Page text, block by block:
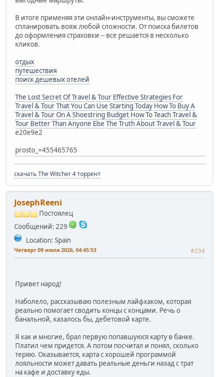
В итоге применяя эти онлайн-инструменты, вы сможете
спланировать вояж любой сложности. От поиска билетов
до оформления страховки -- все решается в несколько
кликов.
отдых
путешествия
поиск дешевых отелей
The Lost Secret Of Travel & Tour Effective Strategies For
Travel & Tour That You Can Use Starting Today How To Buy A
Travel & Tour On A Shoestring Budget How To Teach Travel &
Tour Better Than Anyone Else The Truth About Travel & Tour
e20e9e2
prosto_=455465765
скачать The Witcher 4 торрент
JosephReeni
Постоялец
Сообщений: 229
Location: Spain
Четверг 09 июля 2026, 04:45:53 #234
Привет народ!
Наболело, рассказываю полезным лайфхаком, которая
реально помогает сводить концы с концами. Речь о
банальной, казалось бы, дебетовой карте.
Я как и многие, брал первую попавшуюся карту в банке.
Платил чем придется. А потом посчитал и понял, сколько
теряю. Оказывается, карта с хорошей программой
лояльности может давать реальные деньги назад с трат
на кафе и доставку еды.